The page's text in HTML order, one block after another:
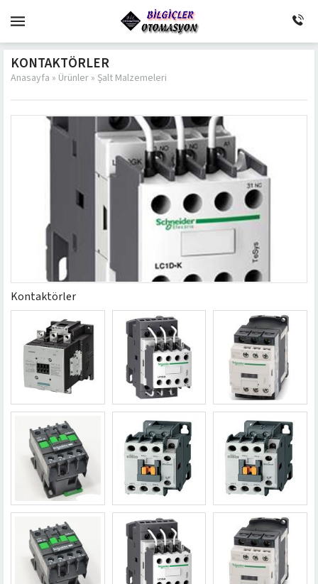
KONTAKTÖRLER
Anasayfa » Ürünler » Şalt Malzemeleri
Kontaktörler